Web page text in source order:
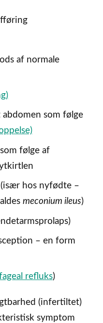
af normale
som følge
følge af
hos nyfødte –
meconium ileus)
– en form
refluks)
(infertiltet)
symptom